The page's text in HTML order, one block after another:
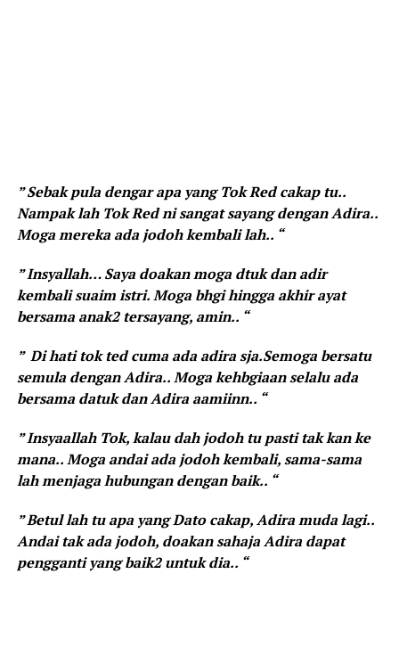
” Sebak pula dengar apa yang Tok Red cakap tu..
Nampak lah Tok Red ni sangat sayang dengan Adira..
Moga mereka ada jodoh kembali lah.. “
” Insyallah… Saya doakan moga dtuk dan adir
kembali suaim istri. Moga bhgi hingga akhir ayat
bersama anak2 tersayang, amin.. “
” Di hati tok ted cuma ada adira sja.Semoga bersatu
semula dengan Adira.. Moga kehbgiaan selalu ada
bersama datuk dan Adira aamiinn.. “
” Insyaallah Tok, kalau dah jodoh tu pasti tak kan ke
mana.. Moga andai ada jodoh kembali, sama-sama
lah menjaga hubungan dengan baik.. “
” Betul lah tu apa yang Dato cakap, Adira muda lagi..
Andai tak ada jodoh, doakan sahaja Adira dapat
pengganti yang baik2 untuk dia.. “